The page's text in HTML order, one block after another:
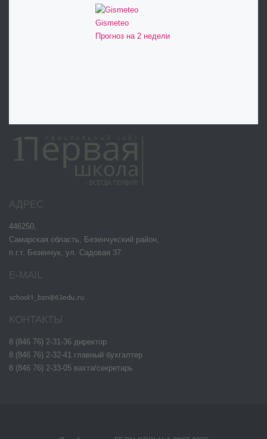
Gismeteo
Прогноз на 2 недели
АДРЕС
446250,
Самарская область, Безенчукский район,
п.г.т. Безенчук, ул. Садовая 37
E-MAIL
КОНТАКТЫ
8 (846 76) 2-31-36 директор
8 (846 76) 2-32-41 главный бухгалтер
8 (846 76) 2-33-05 вахта/секретарь